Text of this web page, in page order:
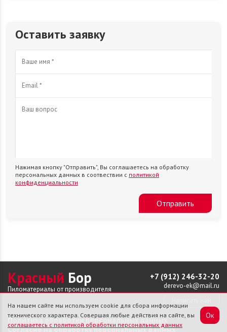
Оставить заявку
Нажимая кнопку "Отправить", Вы соглашаетесь на обработку
персональных данных в соотвествии с политикой
конфиденциальности
Отправить
Красный Бор
Пиломатериалы от производителя
+7 (912) 246-32-20
derevo-ek@mail.ru
Политика обработки персональных данных
Согласие на обработку персональных данных
На нашем сайте мы используем cookie для сбора информации
технического характера. Совершая любые действия на сайте, вы
соглашаетесь с политикой обработки персональных данных
Ок